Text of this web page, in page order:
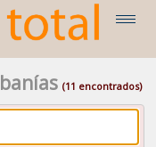
(11 encontrados)